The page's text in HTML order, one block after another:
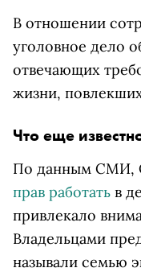
В отношении
уголовное дело
отвечающих
жизни,
Что еще
По данным СМИ,
прав работать в
привлекало
Владельцами
называли семью